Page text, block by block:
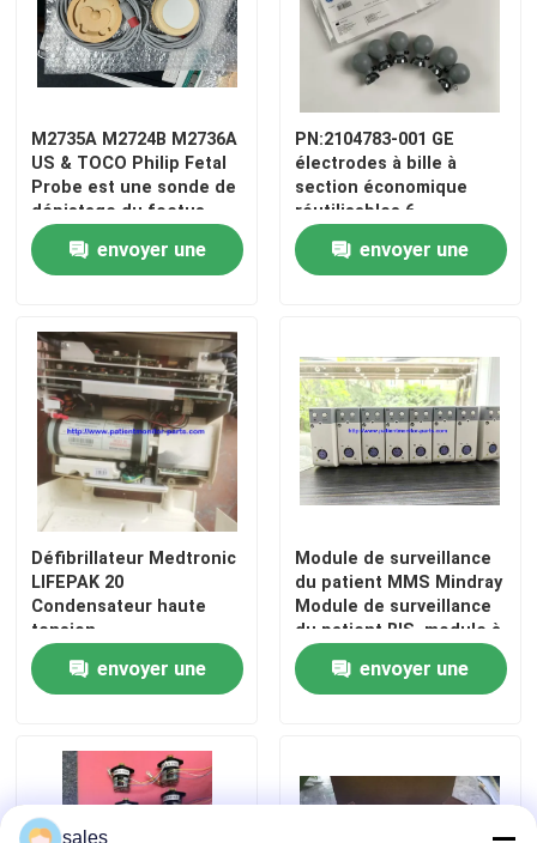
M2735A M2724B M2736A
US & TOCO Philip Fetal
Probe est une sonde de
dépistage du foetus.
envoyer une
PN:2104783-001 GE
électrodes à bille à
section économique
réutilisables 6
pièces/ensemble
envoyer une
Défibrillateur Medtronic
LIFEPAK 20
Condensateur haute
tension
envoyer une
Module de surveillance
du patient MMS Mindray
Module de surveillance
du patient BIS, module à
double indice de
fréquenceenvoyer une
sales